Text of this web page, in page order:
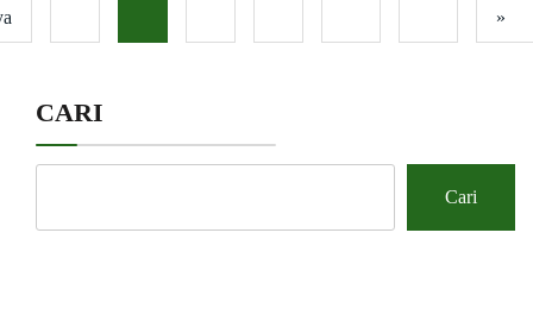
»
CARI
Cari